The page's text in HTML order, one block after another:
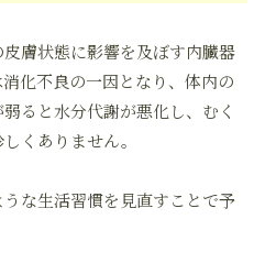
膚状態に影響を及ぼす内臓器
化不良の一因となり、体内の
ると水分代謝が悪化し、むく
くありません。
な生活習慣を見直すことで予